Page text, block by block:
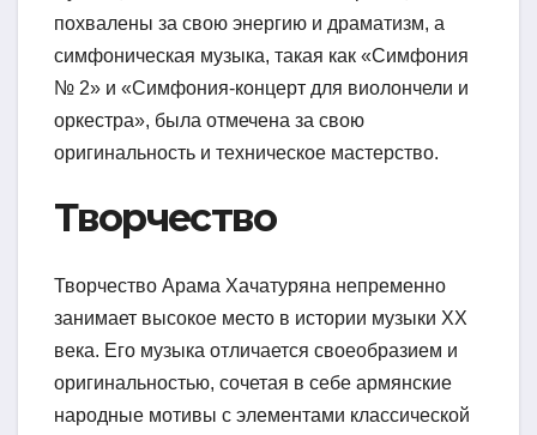
похвалены за свою энергию и драматизм, а
симфоническая музыка, такая как «Симфония
№ 2» и «Симфония-концерт для виолончели и
оркестра», была отмечена за свою
оригинальность и техническое мастерство.
Творчество
Творчество Арама Хачатуряна непременно
занимает высокое место в истории музыки XX
века. Его музыка отличается своеобразием и
оригинальностью, сочетая в себе армянские
народные мотивы с элементами классической